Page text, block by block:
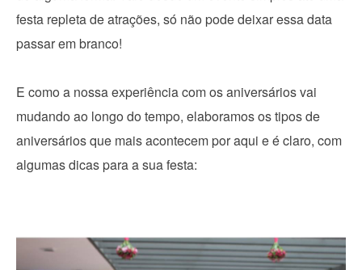
festa repleta de atrações, só não pode deixar essa data
passar em branco!
E como a nossa experiência com os aniversários vai
mudando ao longo do tempo, elaboramos os tipos de
aniversários que mais acontecem por aqui e é claro, com
algumas dicas para a sua festa: